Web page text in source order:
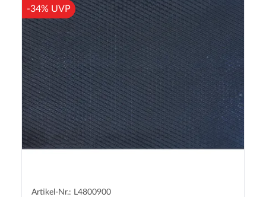
-34% UVP
Artikel-Nr.: L4800900